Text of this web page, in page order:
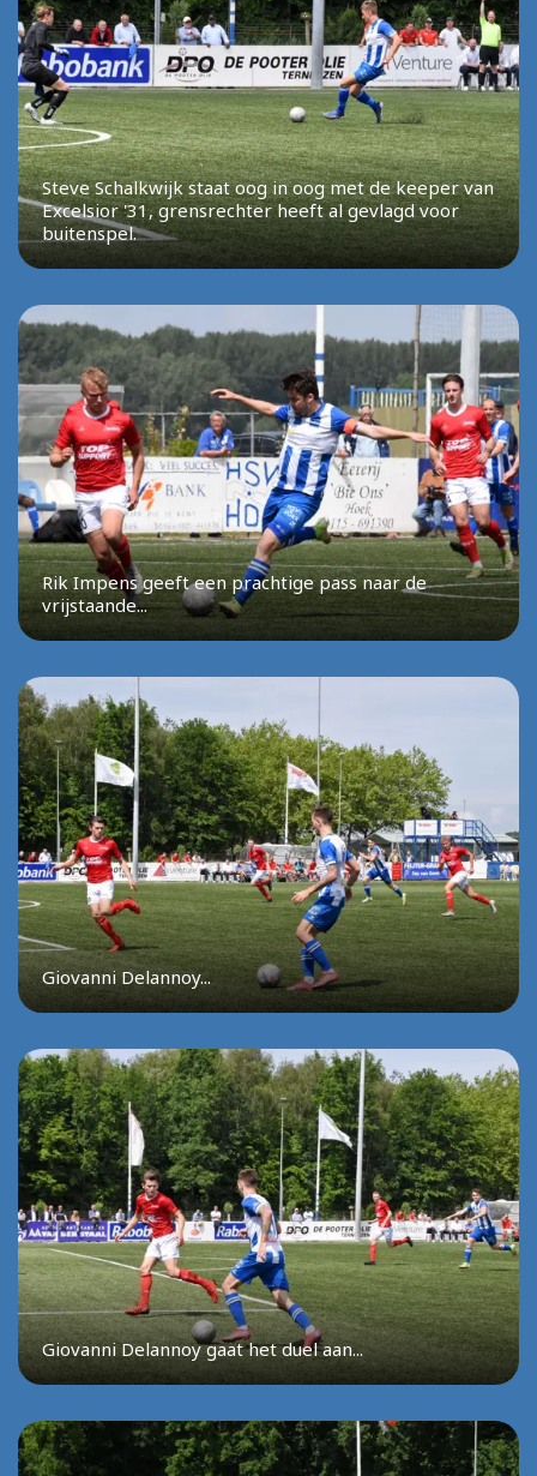
Steve Schalkwijk staat oog in oog met de keeper van
Excelsior '31, grensrechter heeft al gevlagd voor
buitenspel.
Rik Impens geeft een prachtige pass naar de
vrijstaande...
Giovanni Delannoy...
Giovanni Delannoy gaat het duel aan...